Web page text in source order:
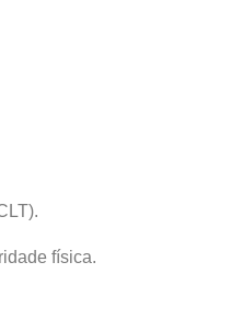
física.